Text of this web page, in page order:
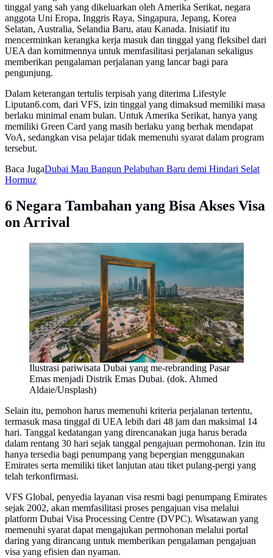
tinggal yang sah yang dikeluarkan oleh Amerika Serikat, negara
anggota Uni Eropa, Inggris Raya, Singapura, Jepang, Korea
Selatan, Australia, Selandia Baru, atau Kanada. Inisiatif itu
mencerminkan kerangka kerja masuk dan tinggal yang fleksibel dari
UEA dan komitmennya untuk memfasilitasi perjalanan sekaligus
memberikan pengalaman perjalanan yang lancar bagi para
pengunjung.
Dalam keterangan tertulis terpisah yang diterima Lifestyle
Liputan6.com, dari VFS, izin tinggal yang dimaksud memiliki masa
berlaku minimal enam bulan. Untuk Amerika Serikat, hanya yang
memiliki Green Card yang masih berlaku yang berhak mendapat
VoA, sedangkan visa pelajar tidak memenuhi syarat dalam program
tersebut.
Baca JugaDubai Mau Bangun Pelabuhan Baru demi Hindari Selat
Hormuz
6 Negara Tambahan yang Bisa Akses Visa
on Arrival
Ilustrasi pariwisata Dubai yang me-rebranding Pasar
Emas menjadi Distrik Emas Dubai. (dok. Ahmed
Aldaie/Unsplash)
Selain itu, pemohon harus memenuhi kriteria perjalanan tertentu,
termasuk masa tinggal di UEA lebih dari 48 jam dan maksimal 14
hari. Tanggal kedatangan yang direncanakan juga harus berada
dalam rentang 30 hari sejak tanggal pengajuan permohonan. Izin itu
hanya tersedia bagi penumpang yang bepergian menggunakan
Emirates serta memiliki tiket lanjutan atau tiket pulang-pergi yang
telah terkonfirmasi.
VFS Global, penyedia layanan visa resmi bagi penumpang Emirates
sejak 2002, akan memfasilitasi proses pengajuan visa melalui
platform Dubai Visa Processing Centre (DVPC). Wisatawan yang
memenuhi syarat dapat mengajukan permohonan melalui portal
daring yang dirancang untuk memberikan pengalaman pengajuan
visa yang efisien dan nyaman.